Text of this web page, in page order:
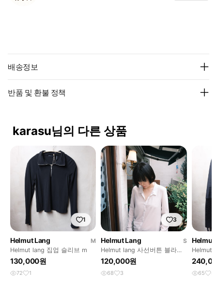
배송정보
반품 및 환불 정책
karasu님의 다른 상품
1
Helmut Lang
M
Helmut lang 집업 슬리브 m
130,000원
72 1
3
Helmut Lang
S
Helmut lang 사선버튼 블라우
스 s
120,000원
68 3
Helmut
Helmut
65 4